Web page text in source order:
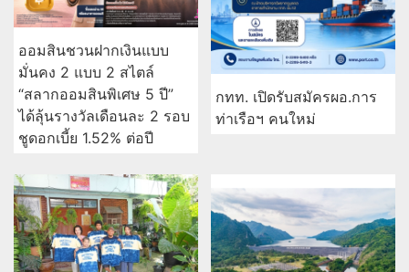
ออมสินชวนฝากเงินแบบ
มั่นคง 2 แบบ 2 สไตล์
“สลากออมสินพิเศษ 5 ปี”
ได้ลุ้นรางวัลเดือนละ 2 รอบ
ชูดอกเบี้ย 1.52% ต่อปี
กทท. เปิดรับสมัครผอ.การ
ท่าเรือฯ คนใหม่